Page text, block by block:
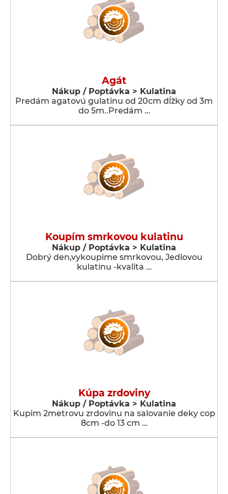
Agát
Nákup / Poptávka > Kulatina
Predám agatovú gulatinu od 20cm dĺžky od 3m
do 5m..Predám …
Koupím smrkovou kulatinu
Nákup / Poptávka > Kulatina
Dobrý den,vykoupime smrkovou, Jedlovou
kulatinu -kvalita …
Kúpa zrdoviny
Nákup / Poptávka > Kulatina
Kupim 2metrovu zrdovinu na salovanie deky cop
8cm -do 13 cm …